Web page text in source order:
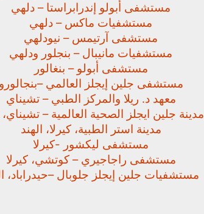
مستشفى أبولو إندرابراستا – دلهي
مستشفيات ماكس – دلهي
مستشفى آرتيمس – نيودلهي
مستشفيات مانيبال – بنجلور ودلهي
مستشفى أبولو – بنغالور
مستشفى جلين إيجلز العالمي –بنجالورو
معهد د. ريلا والمركز الطبي – تشيناي
مدينة جلين ايجلز الصحية العالمية – تشيناي،
مدينة استر الطبية، كيرلا، الهند
مستشفى ليكشور -كيرلا
مستشفى راجاجيري – كوتشي، كيرلا
مستشفيات جلين إيجلز جلوبال –حيدراباد،